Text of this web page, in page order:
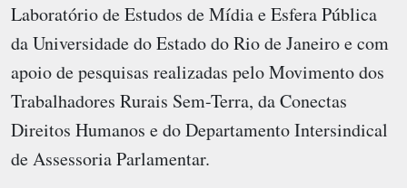
Laboratório de Estudos de Mídia e Esfera Pública
da Universidade do Estado do Rio de Janeiro e com
apoio de pesquisas realizadas pelo Movimento dos
Trabalhadores Rurais Sem-Terra, da Conectas
Direitos Humanos e do Departamento Intersindical
de Assessoria Parlamentar.